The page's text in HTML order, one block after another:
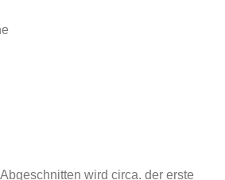
wird circa. der erste